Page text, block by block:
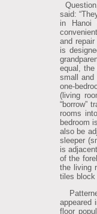
said:
in Hanoi
and
is
equal, the
small and
one-
(living
“borrow”
rooms
bedroom
also be
sleeper
is
of the
the living
tiles block
appeared
floor